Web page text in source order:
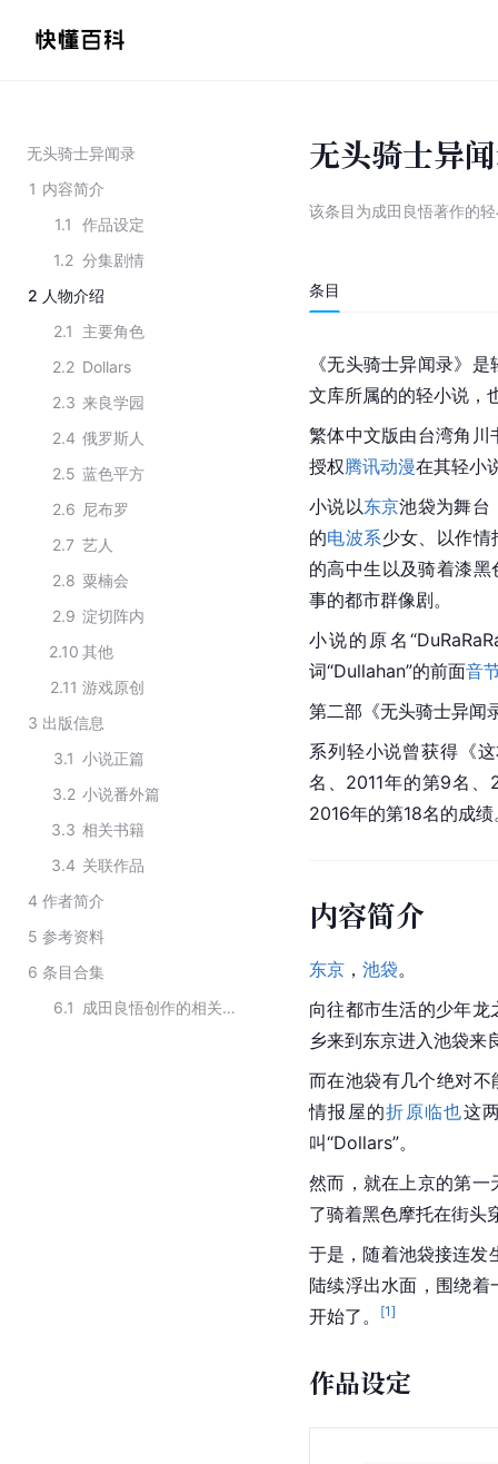
无头骑士异闻录
1 内容简介
1.1
作品设定
1.2 分集剧情
2 人物介绍
2.1
主要角色
2.2 Dollars
2.3 来良学园
2.4 俄罗斯人
2.5 蓝色平方
2.6 尼布罗
2.7 艺人
2.8 粟楠会
2.9 淀切阵内
2.10 其他
2.11 游戏原创
3 出版信息
3.1 小说正篇
3.2 小说番外篇
3.3 相关书籍
3.4 关联作品
4 作者简介
5 参考资料
6 条目合集
6.1
成田良悟创作的相关作品
无头骑士异
该条目为成田良悟著作的
条目
《无头骑士异闻录》
文库所属的的轻小说，
繁体中文版由台湾角
授权腾讯动漫在其轻小
小说以东京池袋为舞台
的电波系少女、以作情
的高中生以及骑着漆
事的都市群像剧。
小说的原名
词“Dullahan”的前面音
第二部《无头骑士异闻
系列轻小说曾获得《
名、2011年的第9名、
2016年的第18名的成绩
内容简介
东京 ， 池袋。
向往都市生活的少年
乡来到东京进入池袋来
而在池袋有几个绝对不
情报屋的折原临也这
叫“Dollars”。
然而，就在上京的第一
了骑着黑色摩托在街头
于是，随着池袋接连发
陆续浮出水面，围绕
开始了。
[1]
作品设定